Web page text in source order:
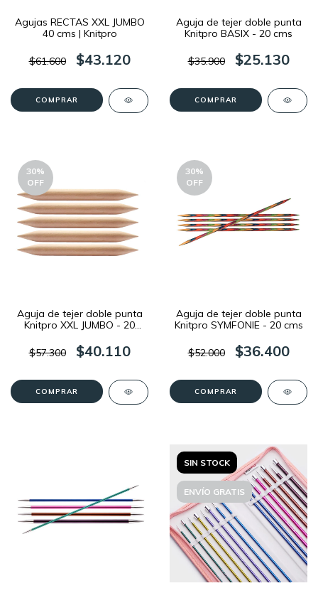
Agujas RECTAS XXL JUMBO
40 cms | Knitpro
$61.600 $43.120
COMPRAR
Aguja de tejer doble punta
Knitpro BASIX - 20 cms
$35.900 $25.130
COMPRAR
30%
OFF
Aguja de tejer doble punta
Knitpro XXL JUMBO - 20
$57.300
$40.110
COMPRAR
30%
OFF
Aguja de tejer doble punta
Knitpro SYMFONIE - 20 cms
$52.000 $36.400
COMPRAR
SIN STOCK
ENVÍO GRATIS